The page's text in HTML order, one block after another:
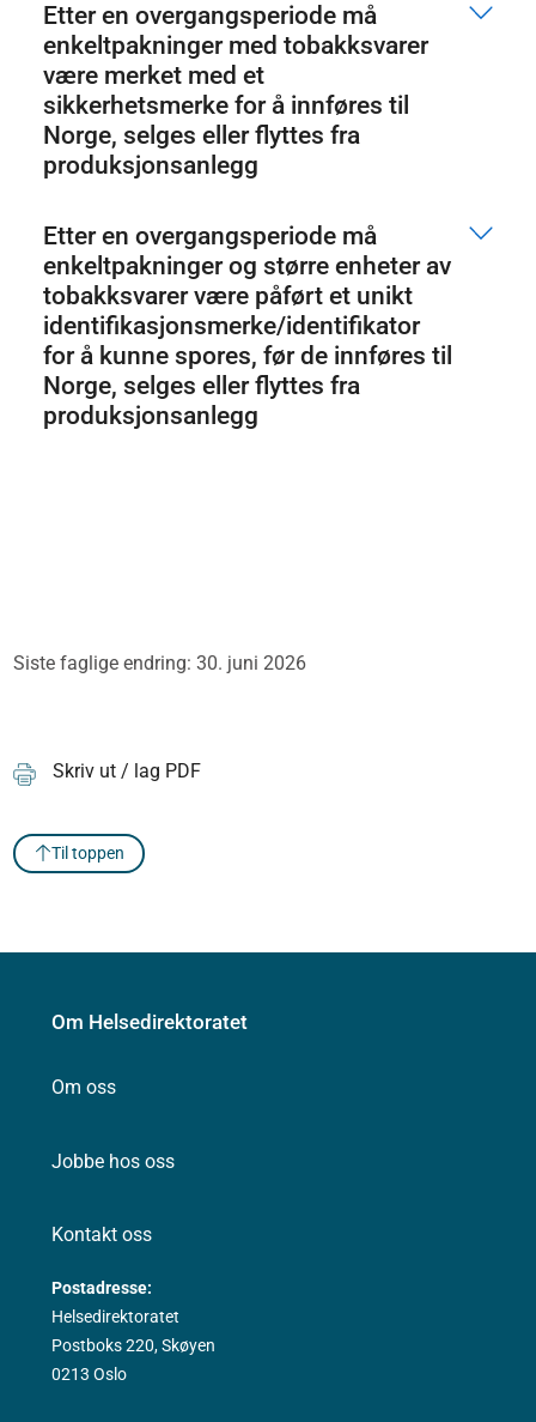
Etter en overgangsperiode må
enkeltpakninger med tobakksvarer
være merket med et
sikkerhetsmerke for å innføres til
Norge, selges eller flyttes fra
produksjonsanlegg
Etter en overgangsperiode må
enkeltpakninger og større enheter av
tobakksvarer være påført et unikt
identifikasjonsmerke/identifikator
for å kunne spores, før de innføres til
Norge, selges eller flyttes fra
produksjonsanlegg
Siste faglige endring: 30. juni 2026
Skriv ut / lag PDF
Til toppen
Om Helsedirektoratet
Om oss
Jobbe hos oss
Kontakt oss
Postadresse:
Helsedirektoratet
Postboks 220, Skøyen
0213 Oslo